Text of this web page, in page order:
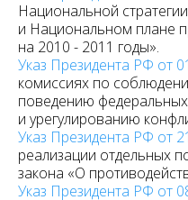
Национальной
и Национальном плане
на 2010 - 2011 годы».
Указ Президента РФ от
комиссиях по
поведению
и урегулированию
Указ Президента РФ от
реализации отдельных
закона «О
Указ Президента РФ от